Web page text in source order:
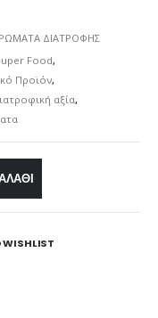
ΔΙΑΤΡΟΦΗΣ
Food,
Προϊόν,
αξία,
WISHLIST